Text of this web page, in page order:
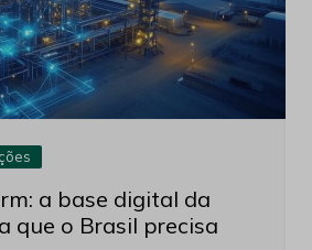
a base digital da
que o Brasil precisa